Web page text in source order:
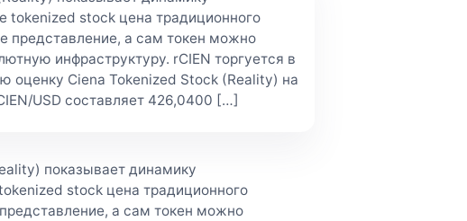
tokenized stock цена традиционного
представление, а сам токен можно
инфраструктуру. rCIEN торгуется в
Ciena Tokenized Stock (Reality) на
USD составляет 426,0400 […]
показывает динамику
stock цена традиционного
а сам токен можно